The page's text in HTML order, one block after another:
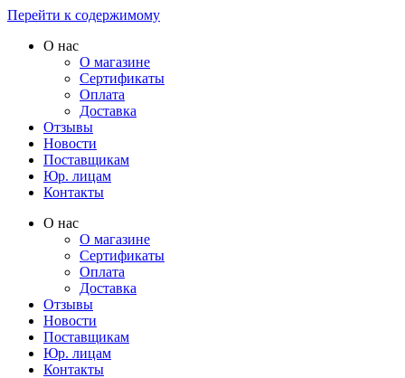
Перейти к содержимому
О нас
О магазине
Сертификаты
Оплата
Доставка
Отзывы
Новости
Поставщикам
Юр. лицам
Контакты
О нас
О магазине
Сертификаты
Оплата
Доставка
Отзывы
Новости
Поставщикам
Юр. лицам
Контакты